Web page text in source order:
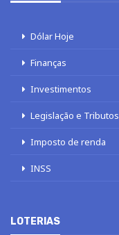
Dólar Hoje
Finanças
Investimentos
Legislação e Tributos
Imposto de renda
INSS
LOTERIAS